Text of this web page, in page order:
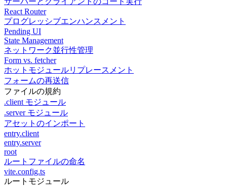
React Router
プログレッシブエンハンスメント
Pending UI
State Management
ネットワーク並行性管理
Form vs. fetcher
ホットモジュールリプレースメント
フォームの再送信
ファイルの規約
.client モジュール
.server モジュール
アセットのインポート
entry.client
entry.server
root
ルートファイルの命名
vite.config.ts
ルートモジュール